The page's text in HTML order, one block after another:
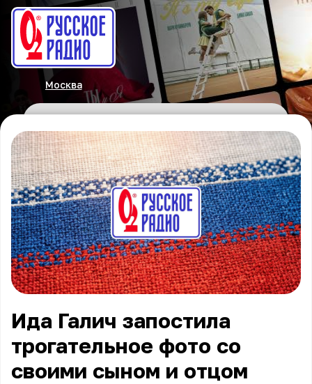
Москва
Ида Галич запостила
трогательное фото со
своими сыном и отцом